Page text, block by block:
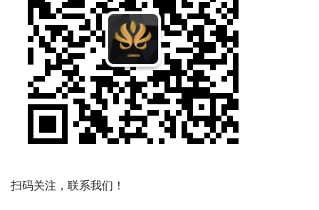
扫码关注，联系我们！